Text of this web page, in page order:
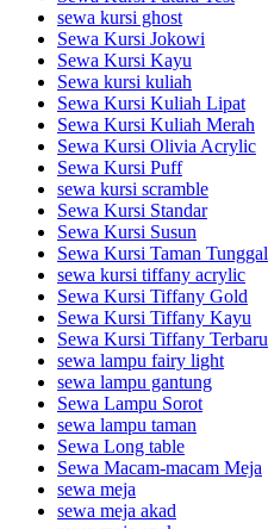
sewa kursi ghost
Sewa Kursi Jokowi
Sewa Kursi Kayu
Sewa kursi kuliah
Sewa Kursi Kuliah Lipat
Sewa Kursi Kuliah Merah
Sewa Kursi Olivia Acrylic
Sewa Kursi Puff
sewa kursi scramble
Sewa Kursi Standar
Sewa Kursi Susun
Sewa Kursi Taman Tunggal
sewa kursi tiffany acrylic
Sewa Kursi Tiffany Gold
Sewa Kursi Tiffany Kayu
Sewa Kursi Tiffany Terbaru
sewa lampu fairy light
sewa lampu gantung
Sewa Lampu Sorot
sewa lampu taman
Sewa Long table
Sewa Macam-macam Meja
sewa meja
sewa meja akad